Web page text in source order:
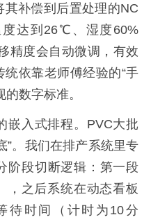
补偿到后置处理的NC
达到26℃、湿度60%
精度会自动微调，有效
依靠老师傅经验的“手
数字标准。
嵌入式排程。PVC大批
”。我们在排产系统里专
阶段切断逻辑：第一段
，之后系统在动态看板
待时间（计时为10分